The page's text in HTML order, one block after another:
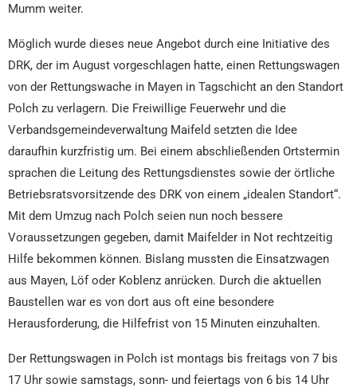
Mumm weiter.
Möglich wurde dieses neue Angebot durch eine Initiative des
DRK, der im August vorgeschlagen hatte, einen Rettungswagen
von der Rettungswache in Mayen in Tagschicht an den Standort
Polch zu verlagern. Die Freiwillige Feuerwehr und die
Verbandsgemeindeverwaltung Maifeld setzten die Idee
daraufhin kurzfristig um. Bei einem abschließenden Ortstermin
sprachen die Leitung des Rettungsdienstes sowie der örtliche
Betriebsratsvorsitzende des DRK von einem „idealen Standort“.
Mit dem Umzug nach Polch seien nun noch bessere
Voraussetzungen gegeben, damit Maifelder in Not rechtzeitig
Hilfe bekommen können. Bislang mussten die Einsatzwagen
aus Mayen, Löf oder Koblenz anrücken. Durch die aktuellen
Baustellen war es von dort aus oft eine besondere
Herausforderung, die Hilfefrist von 15 Minuten einzuhalten.
Der Rettungswagen in Polch ist montags bis freitags von 7 bis
17 Uhr sowie samstags, sonn- und feiertags von 6 bis 14 Uhr